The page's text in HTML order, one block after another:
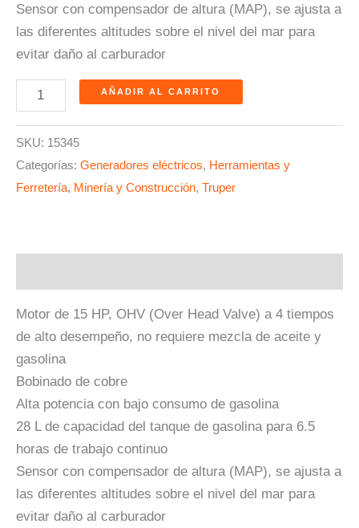
Sensor con compensador de altura (MAP), se ajusta a
las diferentes altitudes sobre el nivel del mar para
evitar daño al carburador
AÑADIR AL CARRITO
SKU: 15345
Categorías: Generadores eléctricos, Herramientas y
Ferretería, Minería y Construcción, Truper
Motor de 15 HP, OHV (Over Head Valve) a 4 tiempos
de alto desempeño, no requiere mezcla de aceite y
gasolina
Bobinado de cobre
Alta potencia con bajo consumo de gasolina
28 L de capacidad del tanque de gasolina para 6.5
horas de trabajo continuo
Sensor con compensador de altura (MAP), se ajusta a
las diferentes altitudes sobre el nivel del mar para
evitar daño al carburador